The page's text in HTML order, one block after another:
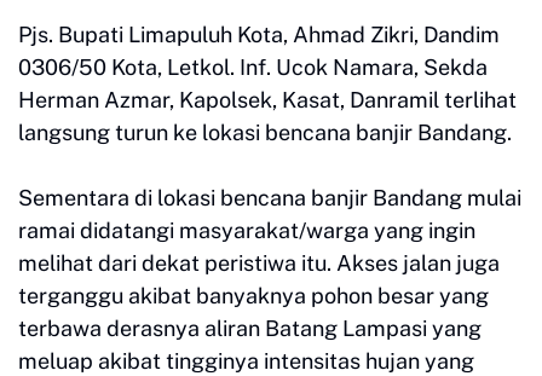
Pjs. Bupati Limapuluh Kota, Ahmad Zikri, Dandim
0306/50 Kota, Letkol. Inf. Ucok Namara, Sekda
Herman Azmar, Kapolsek, Kasat, Danramil terlihat
langsung turun ke lokasi bencana banjir Bandang.
Sementara di lokasi bencana banjir Bandang mulai
ramai didatangi masyarakat/warga yang ingin
melihat dari dekat peristiwa itu. Akses jalan juga
terganggu akibat banyaknya pohon besar yang
terbawa derasnya aliran Batang Lampasi yang
meluap akibat tingginya intensitas hujan yang